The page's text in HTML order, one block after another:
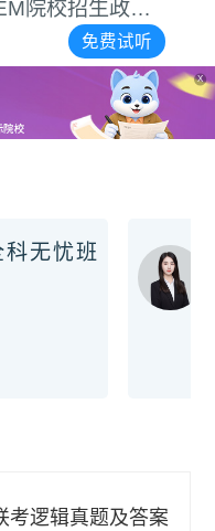
院校招生政策
免费试听
X
科无忧班